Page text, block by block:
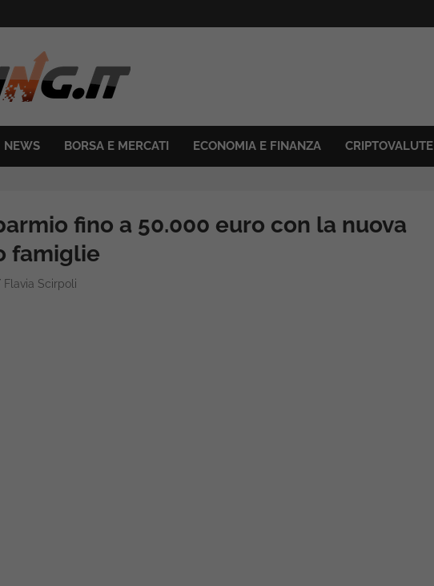
NEWS BORSA E MERCATI ECONOMIA E FINANZA CRIPTOVALUTE
fino a 50.000 euro con la nuova
famiglie
Flavia Scirpoli